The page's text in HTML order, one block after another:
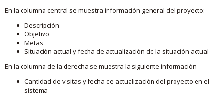
En la columna central se muestra información general del proyecto:
Descripción
Objetivo
Metas
Situación actual y fecha de actualización de la situación actual
En la columna de la derecha se muestra la siguiente información:
Cantidad de visitas y fecha de actualización del proyecto en el
sistema